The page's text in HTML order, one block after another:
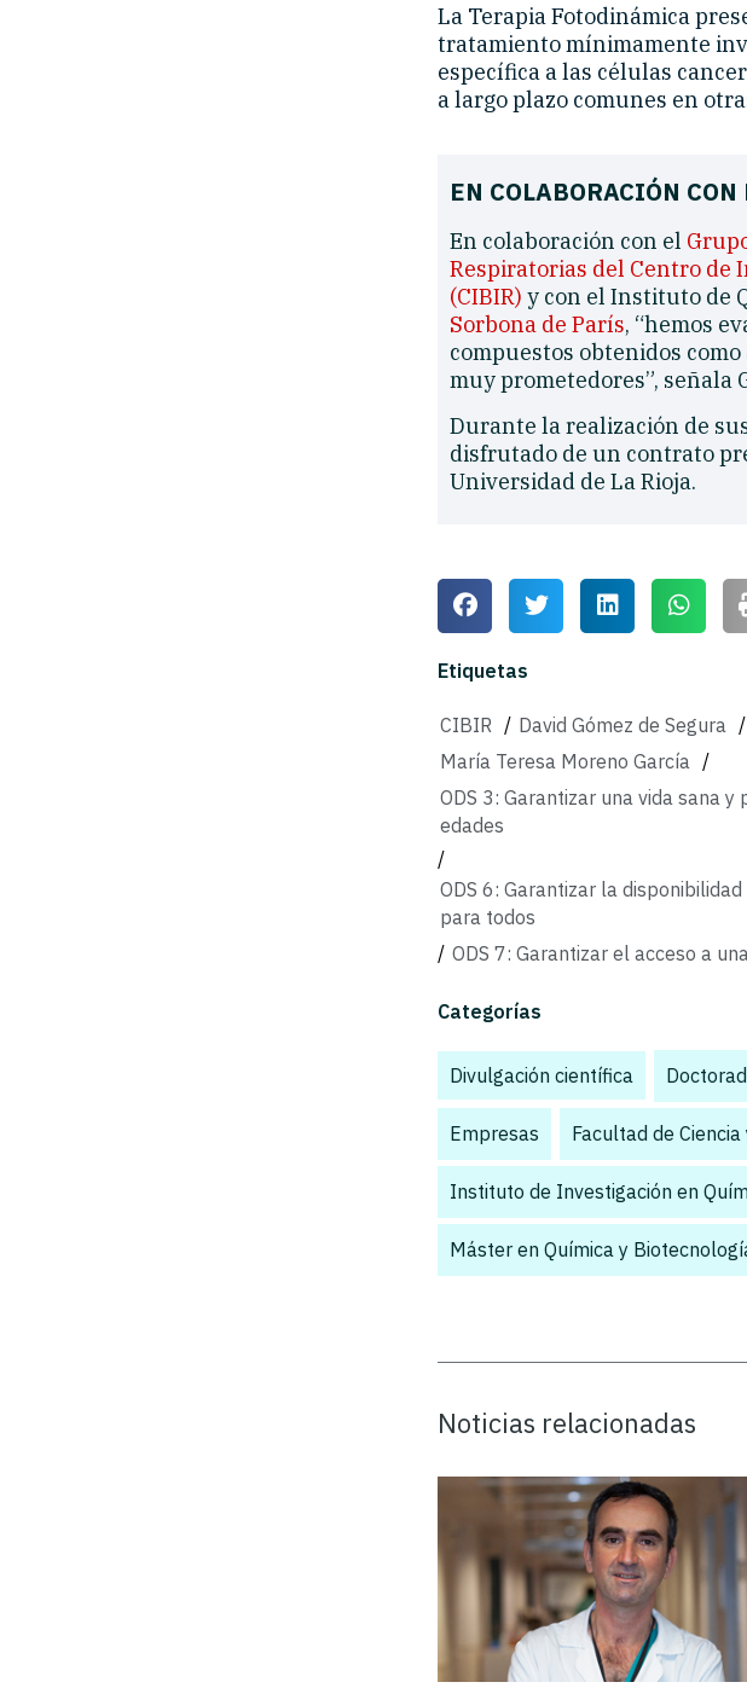
La Terapia Fotodinámica
tratamiento mínimamente
específica a las células
a largo plazo comunes en
EN COLABORACIÓN
En colaboración con el
Respiratorias del Centro de
(CIBIR) y con el Instituto de
Sorbona de París, “hemos
compuestos obtenidos
muy prometedores”, señala
Durante la realización de
disfrutado de un contrato
Universidad de La Rioja.
Etiquetas
CIBIR / David Gómez de Segura /
María Teresa Moreno García /
ODS 3: Garantizar una vida sana
edades
/
ODS 6: Garantizar la
para todos
/ ODS 7: Garantizar el acceso a
Categorías
Divulgación científica
Empresas Facultad de
Instituto de Investigación en
Máster en Química y
Noticias relacionadas